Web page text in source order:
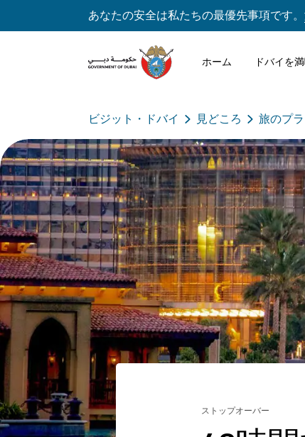
あなたの安全は私たちの最優先事項です。
ホーム ドバイを
ビジット・ドバイ 見どころ 旅のプ
ストップオーバー